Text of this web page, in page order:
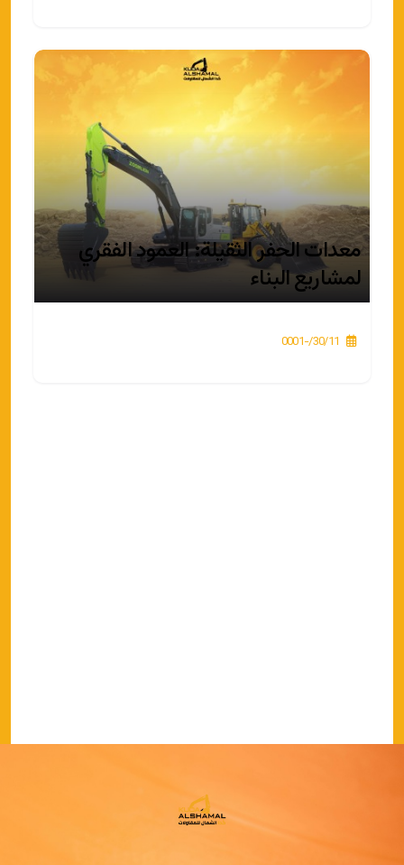
معدات الحفر الثقيلة: العمود الفقري
لمشاريع البناء